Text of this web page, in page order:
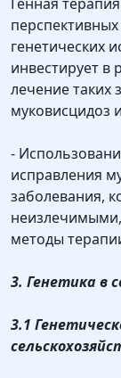
генетических
инвестирует в
лечение таких
муковисцидоз
-
исправления
заболевания,
методы
3. Генетика в
3.1